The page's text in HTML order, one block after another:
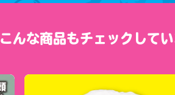
こんな商品もチェックしてい